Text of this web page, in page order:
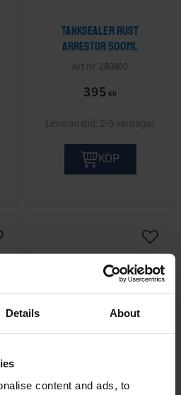
Details About
content and ads, to
Tanksealer Rust
arrestor 500ml
280800
395 KR
2-5 vardagar
KÖP
Universal